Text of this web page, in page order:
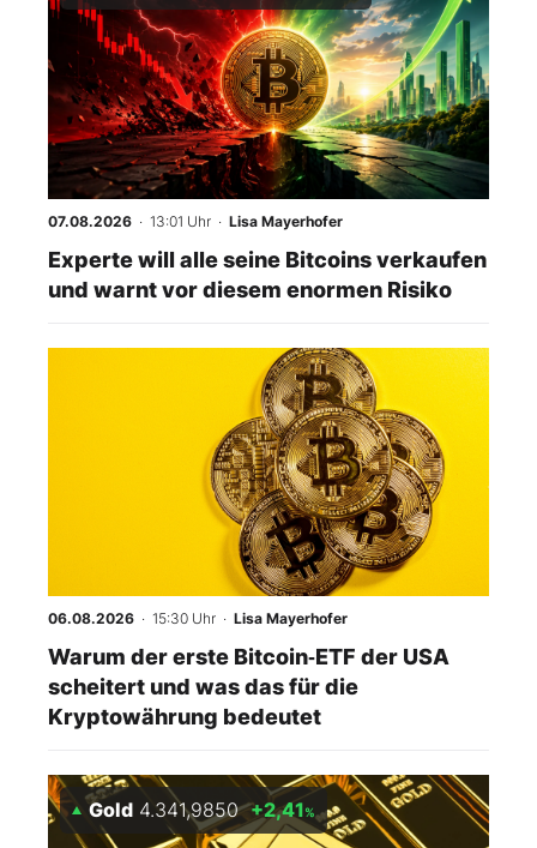
07.08.2026 · 13:01 Uhr · Lisa Mayerhofer
Experte will alle seine Bitcoins verkaufen
und warnt vor diesem enormen Risiko
06.08.2026 · 15:30 Uhr · Lisa Mayerhofer
Warum der erste Bitcoin‑ETF der USA
scheitert und was das für die
Kryptowährung bedeutet
Gold 4.341,9850 +2,41%